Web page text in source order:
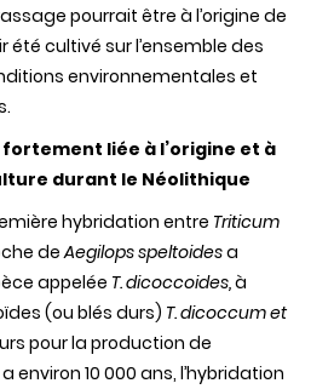
pourrait être à l’origine de
cultivé sur l’ensemble des
environnementales et
liée à l’origine et à
durant le Néolithique
hybridation entre Triticum
deAegilops speltoidesa
appelée T. dicoccoides,à
(ou blés durs) T. dicoccum et
pour la production de
a environ 10 000 ans, l’hybridation